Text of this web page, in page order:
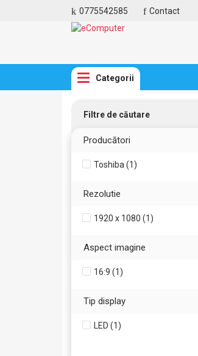
0775542585 Contact
Categorii
Filtre de căutare
Producători
Toshiba (1)
Rezolutie
1920 x 1080 (1)
Aspect imagine
16:9 (1)
Tip display
LED (1)